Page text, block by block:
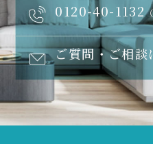
0120-40-1132
ご質問・ご相談